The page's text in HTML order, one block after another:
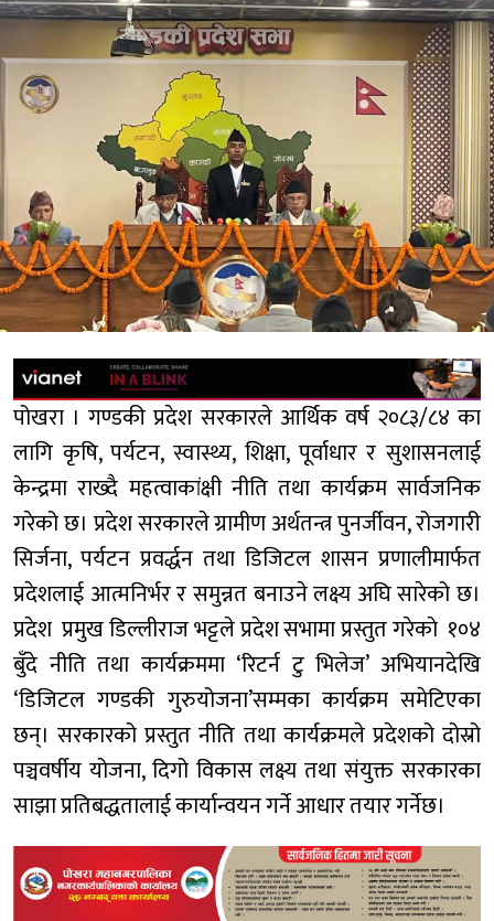
पोखरा । गण्डकी प्रदेश सरकारले आर्थिक वर्ष २०८३/८४ का
लागि कृषि, पर्यटन, स्वास्थ्य, शिक्षा, पूर्वाधार र सुशासनलाई
केन्द्रमा राख्दै महत्वाकांक्षी नीति तथा कार्यक्रम सार्वजनिक
गरेको छ। प्रदेश सरकारले ग्रामीण अर्थतन्त्र पुनर्जीवन, रोजगारी
सिर्जना, पर्यटन प्रवर्द्धन तथा डिजिटल शासन प्रणालीमार्फत
प्रदेशलाई आत्मनिर्भर र समुन्नत बनाउने लक्ष्य अघि सारेको छ।
प्रदेश प्रमुख डिल्लीराज भट्टले प्रदेश सभामा प्रस्तुत गरेकाे १०४
बुँदे नीति तथा कार्यक्रममा ‘रिटर्न टु भिलेज’ अभियानदेखि
‘डिजिटल गण्डकी गुरुयोजना’सम्मका कार्यक्रम समेटिएका
छन्। सरकारको प्रस्तुत नीति तथा कार्यक्रमले प्रदेशको दोस्रो
पञ्चवर्षीय योजना, दिगो विकास लक्ष्य तथा संयुक्त सरकारका
साझा प्रतिबद्धतालाई कार्यान्वयन गर्ने आधार तयार गर्नेछ।